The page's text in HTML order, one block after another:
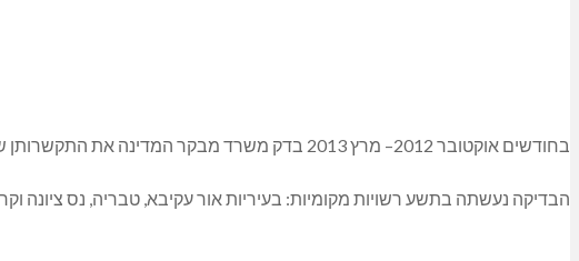
בחודשים אוקטובר 2012– מרץ 2013 בדק משרד מבקר המדינה את התקשרותן של רשויות מקומיות באמצעות מכרזי זוטא וכן היבטים בהתקשרותן עם יועצים ונותני שירות בפטור ממכרז.
הבדיקה נעשתה בתשע רשויות מקומיות: בעיריות אור עקיבא, טבריה, נס ציונה